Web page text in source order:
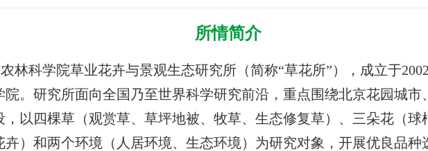
所情简介
林科学院草业花卉与景观生态研究所（简称“草花所”），成立于
院。研究所面向全国乃至世界科学研究前沿，重点围绕北京花园城市
，以四棵草（观赏草、草坪地被、牧草、生态修复草）、三朵花（球
卉）和两个环境（人居环境、生态环境）为研究对象，开展优良品种